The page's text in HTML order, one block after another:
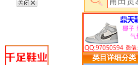
类目详细分类